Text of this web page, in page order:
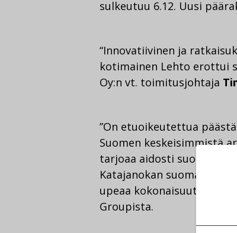
sulkeutuu 6.12. Uusi
“Innovatiivinen ja
kotimainen Lehto erottui
Oy:n vt. toimitusjohtaja
”On etuoikeutettua
Suomen keskeisimmistä
tarjoaa aidosti
Katajanokan
upeaa kokonaisuutta”,
Groupista.